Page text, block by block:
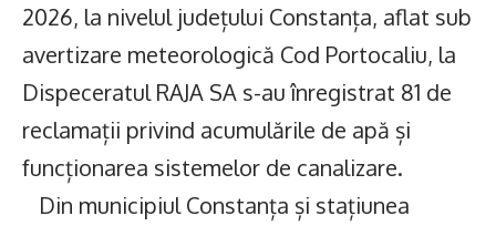
2026, la nivelul județului Constanța, aflat sub
avertizare meteorologică Cod Portocaliu, la
Dispeceratul RAJA SA s-au înregistrat 81 de
reclamații privind acumulările de apă și
funcționarea sistemelor de canalizare.
Din municipiul Constanța și stațiunea